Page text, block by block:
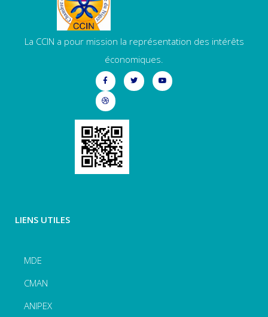
La CCIN a pour mission la représentation des intérêts
économiques.
LIENS UTILES
MDE
CMAN
ANIPEX